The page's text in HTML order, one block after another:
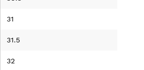
31
31.5
32